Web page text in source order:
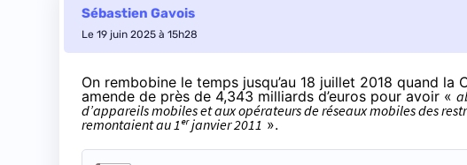
Sébastien Gavois
Le 19 juin 2025 à 15h28
On rembobine le temps jusqu’au 18 juillet 2018 quand
amende de près de 4,343 milliards d’euros pour avoir «
d’appareils mobiles et aux opérateurs de réseaux mobiles des
remontaient au 1ᵉʳ janvier 2011 ».